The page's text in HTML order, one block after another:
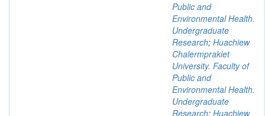
Public and
Environmental Health.
Undergraduate
Research; Huachiew
Chalermprakiet
University. Faculty of
Public and
Environmental Health.
Undergraduate
Research; Huachiew